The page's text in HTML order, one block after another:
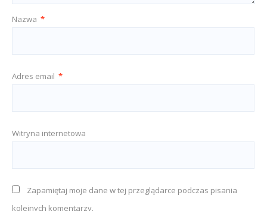
Nazwa *
Adres email *
Witryna internetowa
Zapamiętaj moje dane w tej przeglądarce podczas pisania
kolejnych komentarzy.